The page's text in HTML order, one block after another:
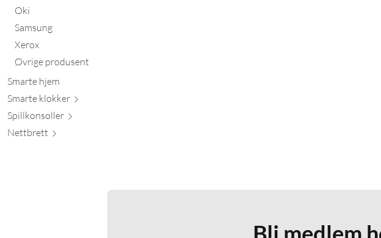
Oki
Samsung
Xerox
Øvrige produsent
Smarte hjem
Smarte klokker
Spillkonsoller
Nettbrett